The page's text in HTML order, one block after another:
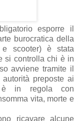
esporre il
burocratica della
e scooter) è stata
si controlla chi è in
avviene tramite il
preposte ai
è in regola con
vita, morte e
ricavare alcune